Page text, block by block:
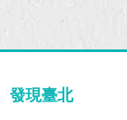
發現臺北